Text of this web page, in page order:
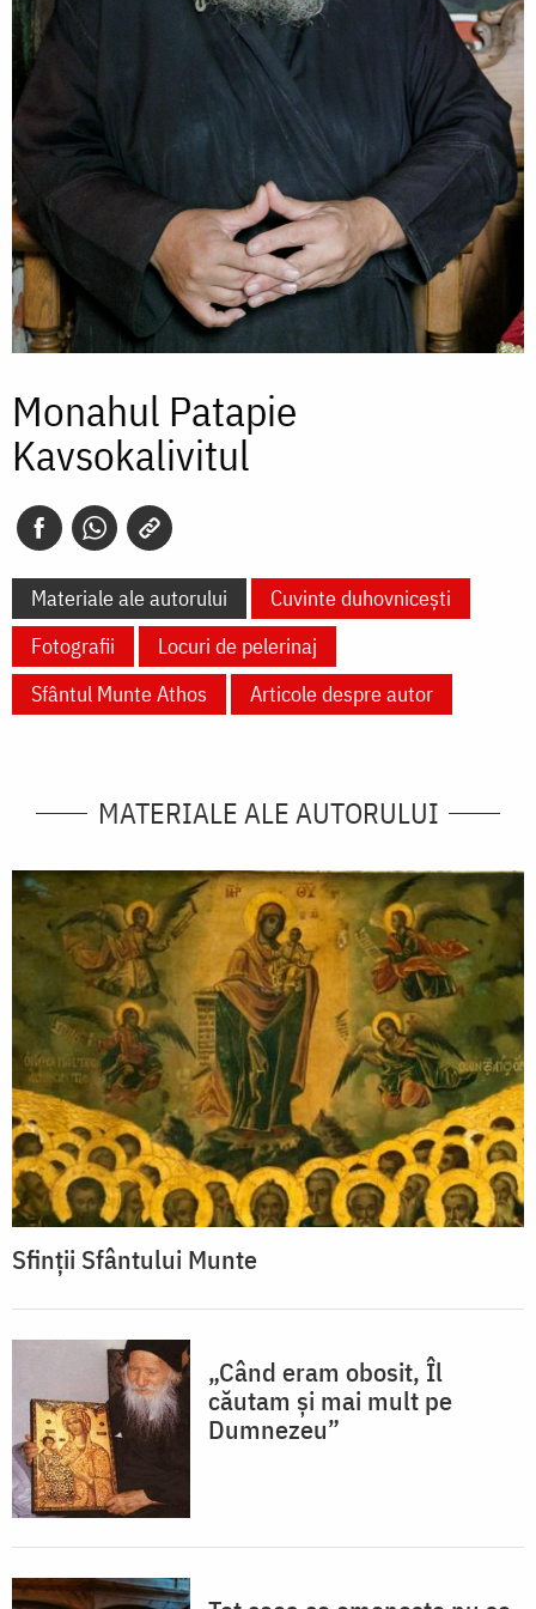
Monahul Patapie
Kavsokalivitul
Materiale ale autorului
Cuvinte duhovnicești
Fotografii
Locuri de pelerinaj
Sfântul Munte Athos
Articole despre autor
MATERIALE ALE AUTORULUI
Sfinții Sfântului Munte
„Când eram obosit, Îl
căutam și mai mult pe
Dumnezeu”